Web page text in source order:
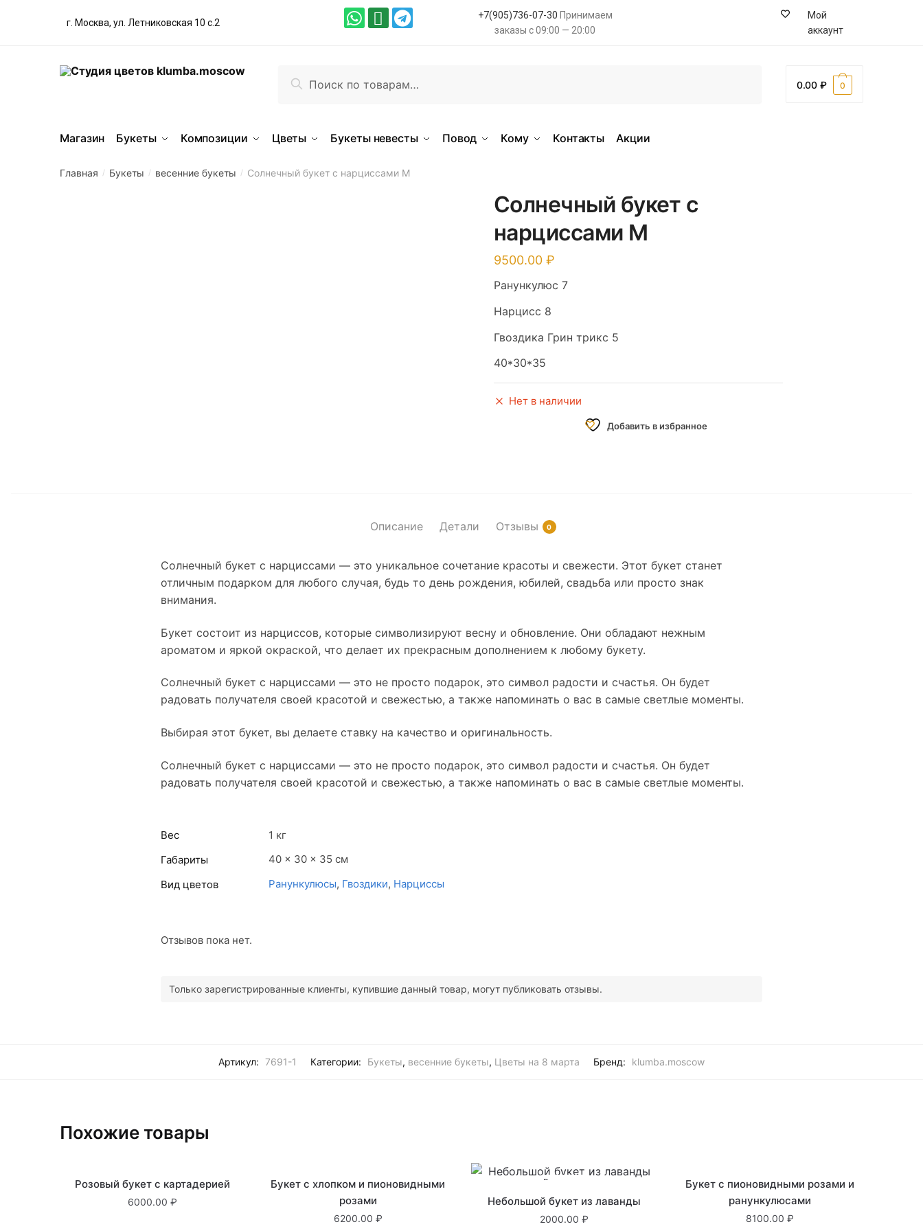
г. Москва, ул. Летниковская 10 с.2
+7(905)736-07-30 Принимаем
заказы с 09:00 — 20:00
Мой
аккаунт
Поиск 0.00 0
Магазин Букеты Композиции Цветы Букеты невесты Повод Кому Контакты Акции
Главная / Букеты / весенние букеты / Солнечный букет с нарциссами М
Солнечный букет с
нарциссами М
9500.00
Ранункулюс 7
Нарцисс 8
Гвоздика Грин трикс 5
40*30*35
Нет в наличии
Добавить в избранное
Описание Детали Отзывы 0
Солнечный букет с нарциссами — это уникальное сочетание красоты и свежести. Этот букет станет
отличным подарком для любого случая, будь то день рождения, юбилей, свадьба или просто знак
внимания.
Букет состоит из нарциссов, которые символизируют весну и обновление. Они обладают нежным
ароматом и яркой окраской, что делает их прекрасным дополнением к любому букету.
Солнечный букет с нарциссами — это не просто подарок, это символ радости и счастья. Он будет
радовать получателя своей красотой и свежестью, а также напоминать о вас в самые светлые моменты.
Выбирая этот букет, вы делаете ставку на качество и оригинальность.
Солнечный букет с нарциссами — это не просто подарок, это символ радости и счастья. Он будет
радовать получателя своей красотой и свежестью, а также напоминать о вас в самые светлые моменты.
Вес
1 кг
Габариты
40 × 30 × 35 см
Вид цветов
Ранункулюсы, Гвоздики, Нарциссы
Отзывов пока нет.
Только зарегистрированные клиенты, купившие данный товар, могут публиковать отзывы.
Артикул: 7691-1 Категории: Букеты, весенние букеты, Цветы на 8 марта Бренд: klumba.moscow
Похожие товары
В наличии
Розовый букет с картадерией
6000.00
В наличии
Букет с хлопком и пионовидными
розами
6200.00
В наличии
Небольшой букет из лаванды
2000.00
Нет в наличии
Букет с пионовидными розами и
ранункулюсами
8100.00